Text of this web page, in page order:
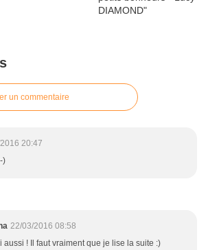
un commentaire
20:47
)
22/03/2016 08:58
aussi ! Il faut vraiment que je lise la suite :)